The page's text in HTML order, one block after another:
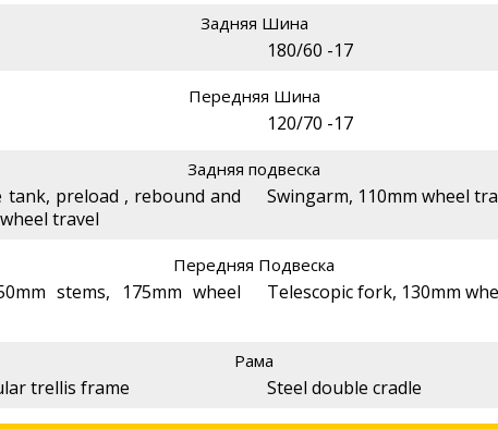
Задняя Шина
180/60 -17
Передняя Шина
120/70 -17
Задняя подвеска
preload , rebound and
travel
Swingarm, 110mm wheel
Передняя Подвеска
stems, 175mm wheel
Telescopic fork, 130mm
Рама
trellis frame Steel double cradle